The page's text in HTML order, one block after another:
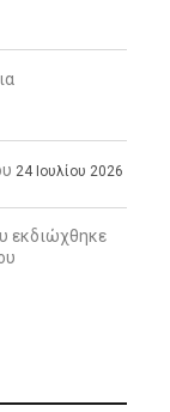
24 Ιουλίου 2026
εκδιώχθηκε